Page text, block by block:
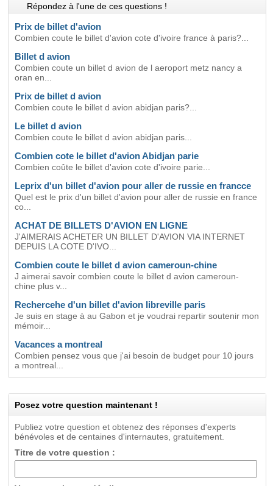
Répondez à l'une de ces questions !
Prix de billet d'avion
Combien coute le billet d'avion cote d'ivoire france à paris?...
Billet d avion
Combien coute un billet d avion de l aeroport metz nancy a
oran en...
Prix de billet d avion
Combien coute le billet d avion abidjan paris?...
Le billet d avion
Combien coute le billet d avion abidjan paris...
Combien cote le billet d'avion Abidjan parie
Combien coûte le billet d'avion cote d'ivoire parie...
Leprix d'un billet d'avion pour aller de russie en francce
Quel est le prix d'un billet d'avion pour aller de russie en france
co...
ACHAT DE BILLETS D'AVION EN LIGNE
J'AIMERAIS ACHETER UN BILLET D'AVION VIA INTERNET
DEPUIS LA COTE D'IVO...
Combien coute le billet d avion cameroun-chine
J aimerai savoir combien coute le billet d avion cameroun-
chine plus v...
Rechercehe d'un billet d'avion libreville paris
Je suis en stage à au Gabon et je voudrai repartir soutenir mon
mémoir...
Vacances a montreal
Combien pensez vous que j'ai besoin de budget pour 10 jours
a montreal...
Posez votre question maintenant !
Publiez votre question et obtenez des réponses d'experts
bénévoles et de centaines d'internautes, gratuitement.
Titre de votre question :